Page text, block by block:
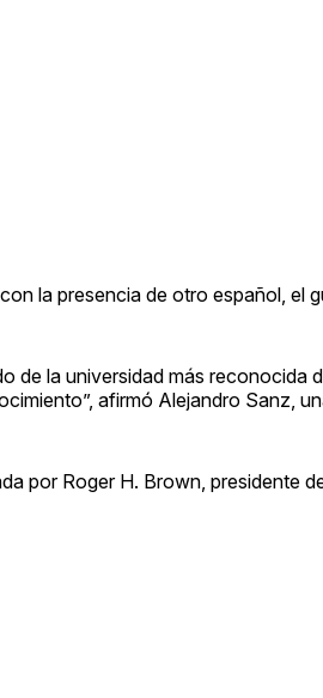
la presencia de otro español, el
de la universidad más reconocida
afirmó Alejandro Sanz,
por Roger H. Brown, presidente